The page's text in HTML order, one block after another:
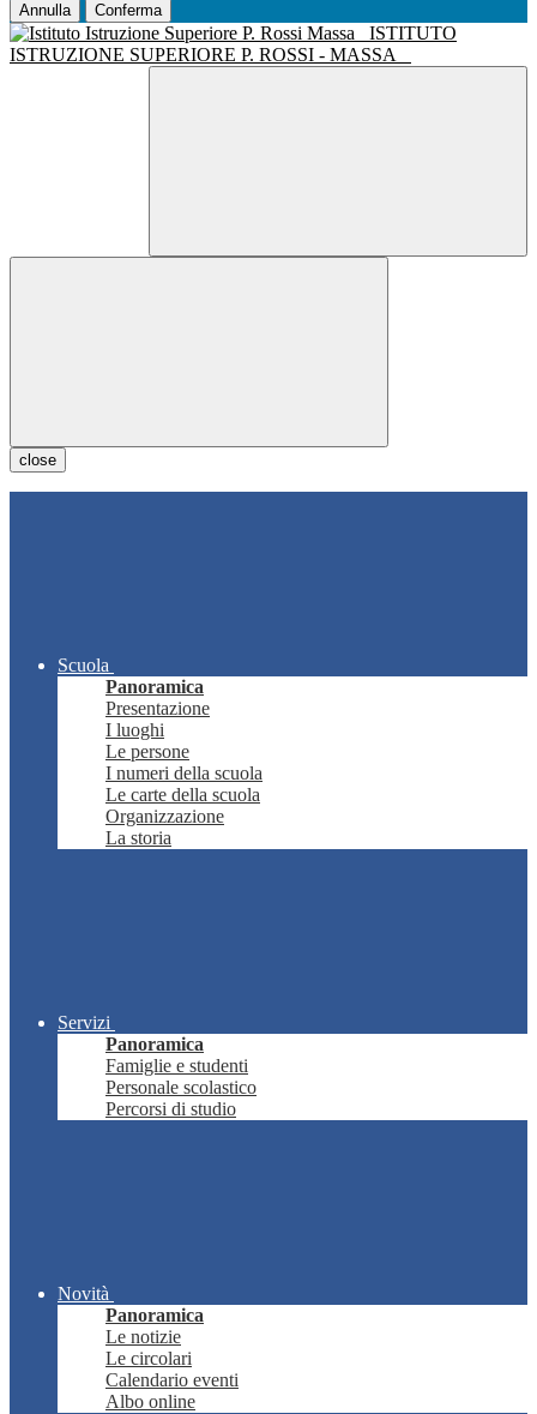
Annulla Conferma
ISTITUTO
ISTRUZIONE SUPERIORE P. ROSSI - MASSA
close
Scuola
Panoramica
Presentazione
I luoghi
Le persone
I numeri della scuola
Le carte della scuola
Organizzazione
La storia
Servizi
Panoramica
Famiglie e studenti
Personale scolastico
Percorsi di studio
Novità
Panoramica
Le notizie
Le circolari
Calendario eventi
Albo online